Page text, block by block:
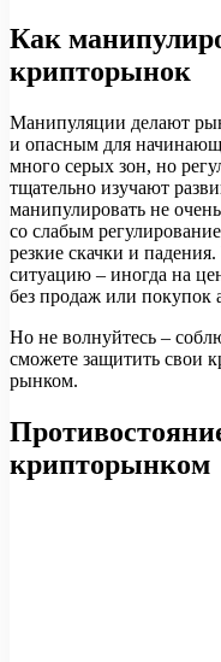
Как
крипторынок
Манипуляции делают
и опасным для
много серых зон, но
тщательно изучают
манипулировать не
со слабым
резкие скачки и
ситуацию – иногда на
без продаж или покупок
Но не волнуйтесь –
сможете защитить свои
рынком.
крипторынком